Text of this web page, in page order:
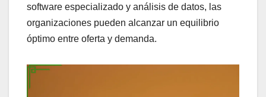
software especializado y análisis de datos, las
organizaciones pueden alcanzar un equilibrio
óptimo entre oferta y demanda.